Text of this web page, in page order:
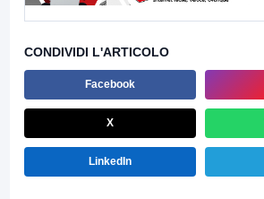
CONDIVIDI L'ARTICOLO
Facebook
X
LinkedIn